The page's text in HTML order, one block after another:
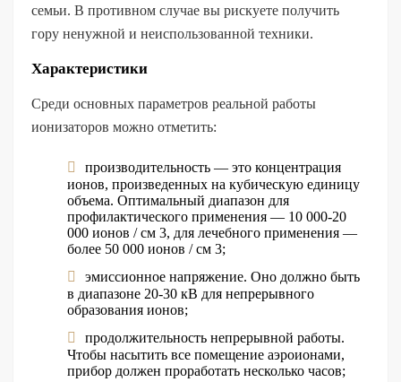
семьи. В противном случае вы рискуете получить
гору ненужной и неиспользованной техники.
Характеристики
Среди основных параметров реальной работы
ионизаторов можно отметить:
производительность — это концентрация
ионов, произведенных на кубическую единицу
объема. Оптимальный диапазон для
профилактического применения — 10 000-20
000 ионов / см 3, для лечебного применения —
более 50 000 ионов / см 3;
эмиссионное напряжение. Оно должно быть
в диапазоне 20-30 кВ для непрерывного
образования ионов;
продолжительность непрерывной работы.
Чтобы насытить все помещение аэроионами,
прибор должен проработать несколько часов;